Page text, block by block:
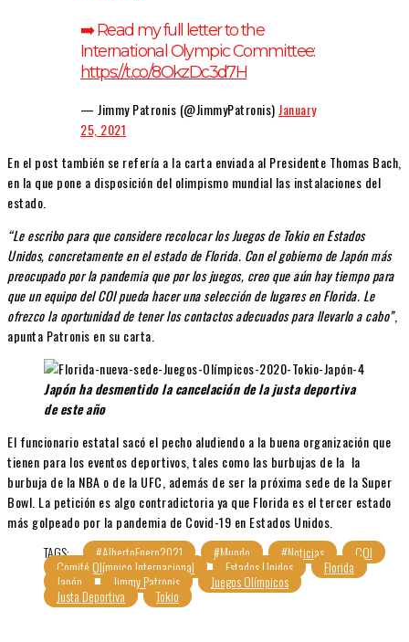
➡️ Read my full letter to the
International Olympic Committee:
https://t.co/8OkzDc3d7H
— Jimmy Patronis (@JimmyPatronis)January
25, 2021
En el post también se refería a la carta enviada al Presidente Thomas Bach,
en la que pone a disposición del olimpismo mundial las instalaciones del
estado.
“Le escribo para que considere recolocar los Juegos de Tokio en Estados
Unidos, concretamente en el estado de Florida. Con el gobierno de Japón más
preocupado por la pandemia que por los juegos, creo que aún hay tiempo para
que un equipo del COI pueda hacer una selección de lugares en Florida. Le
ofrezco la oportunidad de tener los contactos adecuados para llevarlo a cabo”,
apunta Patronis en su carta.
Japón ha desmentido la cancelación de la justa deportiva
de este año
El funcionario estatal sacó el pecho aludiendo a la buena organización que
tienen para los eventos deportivos, tales como las burbujas de la la
burbuja de la NBA o de la UFC, además de ser la próxima sede de la Super
Bowl. La petición es algo contradictoria ya que Florida es el tercer estado
más golpeado por la pandemia de Covid-19 en Estados Unidos.
TAGS:
#AlbertoEnero2021 #Mundo #Noticias COI
Comité Olímpico Internacional Estados Unidos Florida
Japón Jimmy Patronis Juegos Olímpicos
Justa Deportiva Tokio